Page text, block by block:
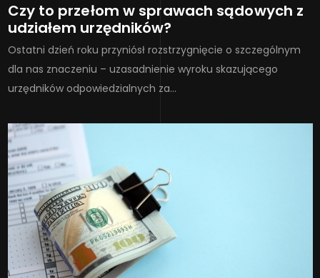
Czy to przełom w sprawach sądowych z
udziałem urzędników?
Ostatni dzień roku przyniósł rozstrzygnięcie o szczególnym
dla nas znaczeniu – uzasadnienie wyroku skazującego
urzędników odpowiedzialnych za…